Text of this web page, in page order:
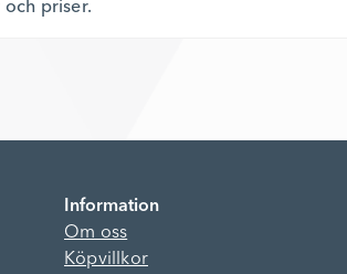
priser.
Information
Om oss
Köpvillkor